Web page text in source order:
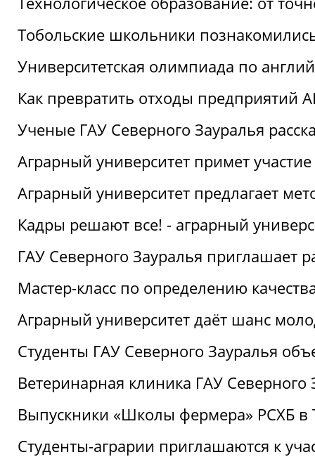
Тобольские школьники
Университетская олимпиада по
Как превратить отходы предприятий
Ученые ГАУ Северного Зауралья
Аграрный университет примет
Аграрный университет предлагает
Кадры решают все! - аграрный
ГАУ Северного Зауралья приглашает
Мастер-класс по определению
Аграрный университет даёт шанс
Студенты ГАУ Северного Зауралья
Ветеринарная клиника ГАУ Северного
Выпускники «Школы фермера» РСХБ
Студенты-аграрии приглашаются к